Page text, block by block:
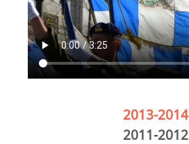
2013-2014
2011-2012